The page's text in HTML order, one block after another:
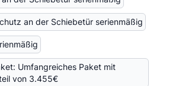
an der Schiebetür serienmäßig
Umfangreiches Paket mit
von 3.455€